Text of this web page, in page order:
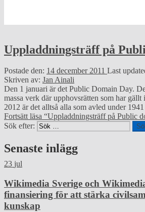
Uppladdningsträff på
Postade den: 14 december 2011 Last
Skriven av: Jan Ainali
Den 1 januari är det Public Domain Day.
massa verk där upphovsrätten som har
2012 är det alltså alla som avled under
Fortsätt läsa “Uppladdningsträff på Public
Sök efter:
Senaste inlägg
23 jul
Wikimedia Sverige och
finansiering för att stärka
kunskap